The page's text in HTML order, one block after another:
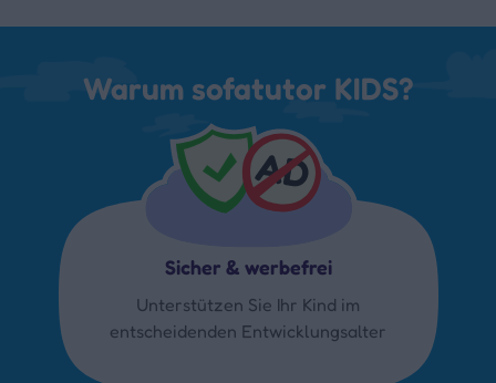
Warum sofatutor KIDS?
Sicher & werbefrei
Unterstützen Sie Ihr Kind im
entscheidenden Entwicklungsalter